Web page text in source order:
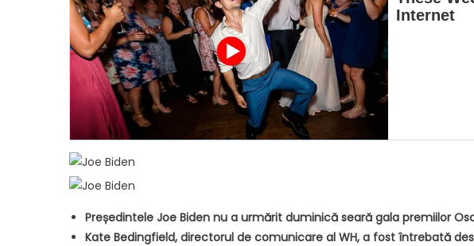
Președintele Joe Biden nu a urmărit duminică seară gala premiilor
Kate Bedingfield, directorul de comunicare al WH, a fost întrebată